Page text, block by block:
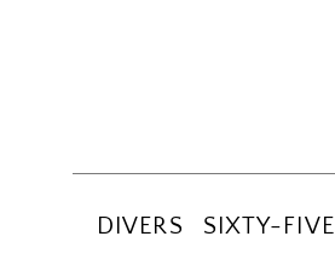
DIVERS SIXTY-FIVE